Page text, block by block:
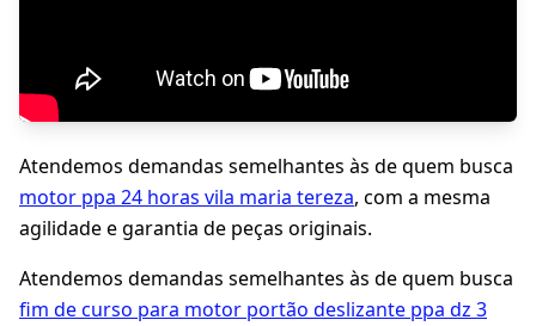
Atendemos demandas semelhantes às de quem busca
motor ppa 24 horas vila maria tereza, com a mesma
agilidade e garantia de peças originais.
Atendemos demandas semelhantes às de quem busca
fim de curso para motor portão deslizante ppa dz 3